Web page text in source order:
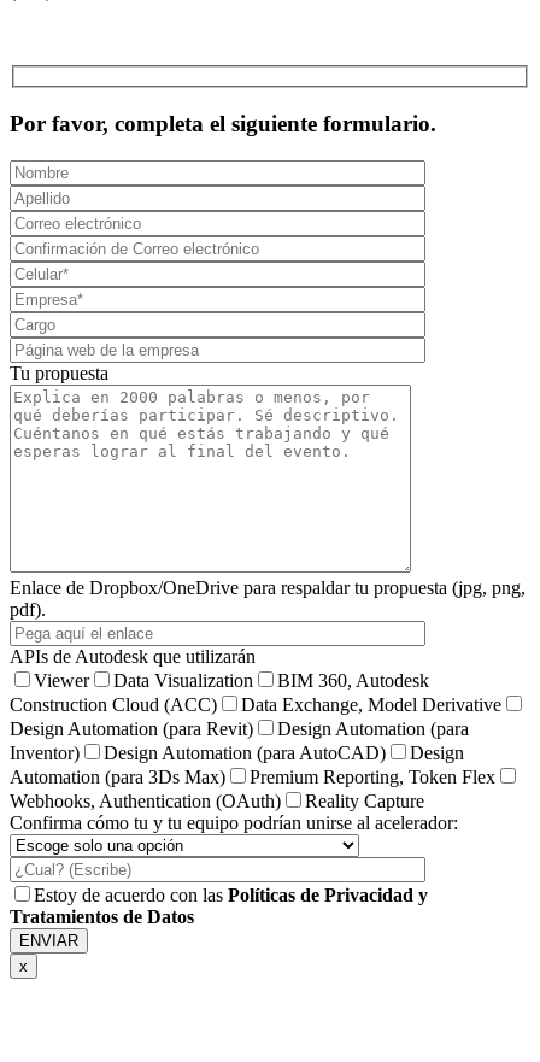
Por favor, completa el siguiente formulario.
Tu propuesta
Enlace de Dropbox/OneDrive para respaldar tu propuesta (jpg, png,
pdf).
APIs de Autodesk que utilizarán
Viewer
Data Visualization
BIM 360, Autodesk
Construction Cloud (ACC)
Data Exchange, Model Derivative
Design Automation (para Revit)
Design Automation (para
Inventor)
Design Automation (para AutoCAD)
Design
Automation (para 3Ds Max)
Premium Reporting, Token Flex
Webhooks, Authentication (OAuth)
Reality Capture
Confirma cómo tu y tu equipo podrían unirse al acelerador:
Estoy de acuerdo con las Políticas de Privacidad y
Tratamientos de Datos
x